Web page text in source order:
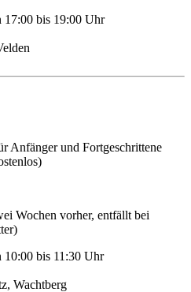
17:00 bis 19:00 Uhr
Anfänger und Fortgeschrittene
Wochen vorher, entfällt bei
10:00 bis 11:30 Uhr
Wachtberg